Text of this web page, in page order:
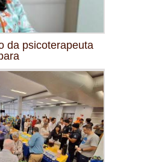
da psicoterapeuta